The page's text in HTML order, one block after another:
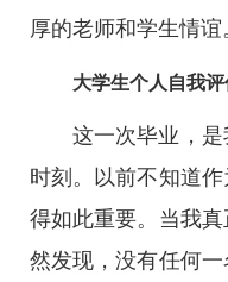
厚的老师和学生情谊
大学生个人自我
这一次毕业，
时刻。以前不知道
得如此重要。当我
然发现，没有任何